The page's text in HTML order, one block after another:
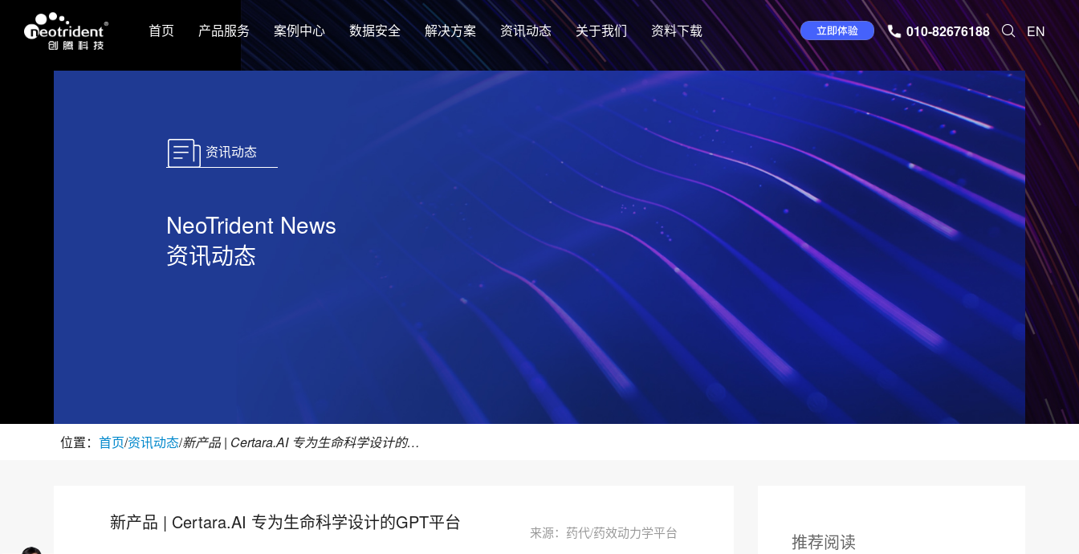
首页 产品服务 案例中心 数据安全 解决方案 资讯动态 关于我们 资料下载 010-82676188  EN
资讯动态
NeoTrident News
资讯动态
位置： 首页/资讯动态/ 新产品 | Certara.AI 专为生命科学设计的GPT平台
新产品 | Certara.AI 专为生命科学设计的GPT平台 来源：药代/药效动力学平台 推荐阅读